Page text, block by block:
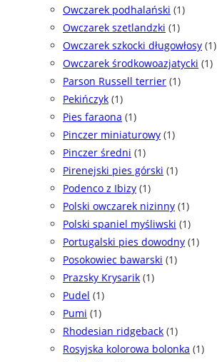
Owczarek podhalański (1)
Owczarek szetlandzki (1)
Owczarek szkocki długowłosy (1)
Owczarek środkowoazjatycki (1)
Parson Russell terrier (1)
Pekińczyk (1)
Pies faraona (1)
Pinczer miniaturowy (1)
Pinczer średni (1)
Pirenejski pies górski (1)
Podenco z Ibizy (1)
Polski owczarek nizinny (1)
Polski spaniel myśliwski (1)
Portugalski pies dowodny (1)
Posokowiec bawarski (1)
Prazsky Krysarik (1)
Pudel (1)
Pumi (1)
Rhodesian ridgeback (1)
Rosyjska kolorowa bolonka (1)